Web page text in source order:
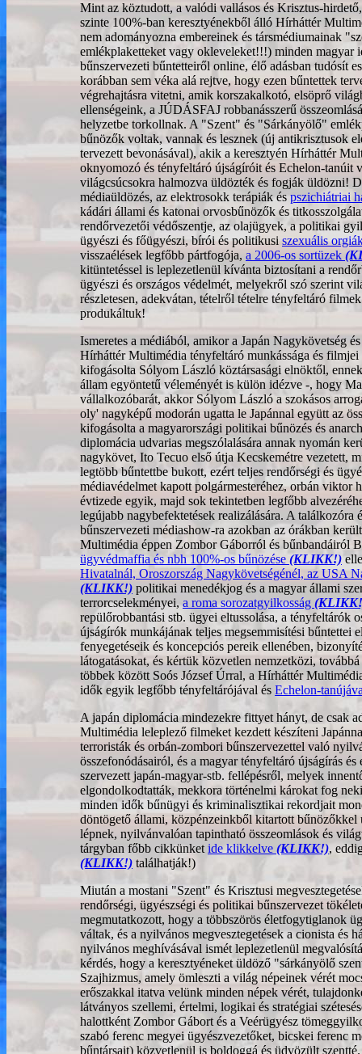
Mint az köztudott, a valódi vallásos és Krisztus-
szinte 100%-ban keresztyénekből álló Hírháttér
nem adományozna embereinek és társmédiumainak
emlékplaketteket vagy okleveleket!!!) minden magyar
bűnszervezeti bűntetteiről online, élő adásban tudósít
korábban sem véka alá rejtve, hogy ezen bűntettek
végrehajtásra vitetni, amik korszakalkotó, elsöprő
ellenségeink, a JÚDÁSFAJ robbanásszerű
helyzetbe torkollnak. A "Szent" és "Sárkányölő"
bűnözők voltak, vannak és lesznek (új antikrisztusok
tervezett bevonásával), akik a keresztyén Hírháttér
oknyomozó és tényfeltáró újságíróit és Echelon-tanúit
világcsúcsokra halmozva üldözték és fogják üldözni!
médiaüldözés, az elektrosokk terápiák és pszichiátriai
kádári állami és katonai orvosbűnözők és
rendőrvezetői védőszentje, az olajügyek, a politikai
ügyészi és főügyészi, bírói és politikusi szexuális
visszaélések legfőbb pártfogója, a 2006-os sortüzek
kitüntetéssel is leplezetlenül kívánta biztosítani a
ügyészi és országos védelmét, melyekről szó szerint
részletesen, adekvátan, tételről tételre tényfeltáró
produkáltuk!
Ismeretes a médiából, amikor a Japán Nagykövetség
Hírháttér Multimédia tényfeltáró munkássága és filmjei
kifogásolta Sólyom László köztársasági elnöktől,
állam egyöntetű véleményét is külön idézve -, hogy
vállalkozóbarát, akkor Sólyom László a szokásos
oly' nagyképű modorán ugatta le Japánnal együtt az
kifogásolta a magyarországi politikai bűnözés és
diplomácia udvarias megszólalására annak nyomán
nagykövet, Ito Tecuo első útja Kecskemétre vezetett,
legtöbb bűntettbe bukott, ezért teljes rendőrségi és
médiavédelmet kapott polgármesteréhez, orbán viktor
évtizede egyik, majd sok tekintetben legfőbb
legújabb nagybefektetések realizálására. A találkozóra
bűnszervezeti médiashow-ra azokban az órákban
Multimédia éppen Zombor Gáborról és bűnbandáiról
ügyvédmaffia és nbh 100%-os bűnözése (KLIKK!)
Hivatalnál, Oroszország Nagykövetségénél, az USA
(KLIKK!) politikai menedékjog és a magyar állami
terrorcselekményei, a roma sorozatgyilkosság
repülőrobbantási stb. ügyei eltussolása, a tényfeltárók
újságírók munkájának teljes megsemmisítési bűntettei
fenyegetéseik és koncepciós pereik ellenében,
látogatásokat, és kértük közvetlen nemzetközi,
többek között Soós József Úrral, a Hírháttér
idők egyik legfőbb tényfeltárójával és Echelon-
A japán diplomácia mindezekre fittyet hányt, de csak
Multimédia leleplező filmeket kezdett készíteni
terroristák és orbán-zombori bűnszervezettel való
összefonódásairól, és a magyar tényfeltáró újságírás
szervezett japán-magyar-stb. fellépésről, melyek
elgondolkodtatták, mekkora történelmi károkat fog
minden idők bűnügyi és kriminalisztikai rekordjait
döntögető állami, közpénzeinkből kitartott bűnözőkkel
lépnek, nyilvánvalóan tapintható összeomlások és
tárgyban főbb cikkünket ide klikkelve (KLIKK!),
(KLIKK!) találhatják!)
Miután a mostani "Szent" és Krisztusi
rendőrségi, ügyészségi és politikai bűnszervezet
megmutatkozott, hogy a többszörös életfogytiglanok
váltak, és a nyilvános megvesztegetések a cionista és
nyilvános meghívásával ismét leplezetlenül
kérdés, hogy a keresztyéneket üldöző "sárkányölő
Szajhizmus, amely ömleszti a világ népeinek vérét
erőszakkal itatva velünk minden népek vérét,
látványos szellemi, értelmi, logikai és stratégiai
halottként Zombor Gábort és a Veérügyész
szabó ferenc megyei ügyészvezetőket, bicskei ferenc
bűntársait) közvetlenül is boldoggá és üdvözült